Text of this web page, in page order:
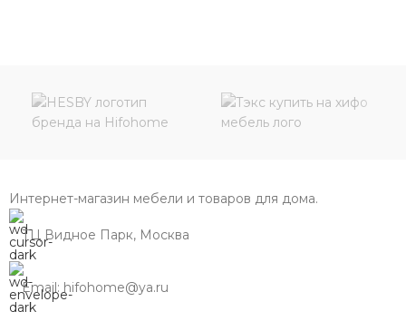
Интернет-магазин мебели и товаров для дома.
ТЦ Видное Парк, Москва
Email: hifohome@ya.ru